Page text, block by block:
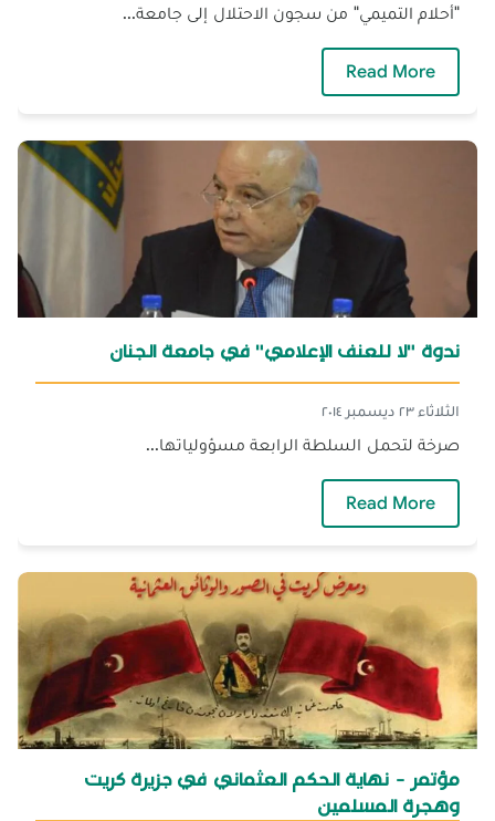
"أحلام التميمي" من سجون الاحتلال إلى جامعة...
Read More
ندوة "لا للعنف الإعلامي" في جامعة الجنان
الثلاثاء ٢٣ ديسمبر ٢٠١٤
صرخة لتحمل السلطة الرابعة مسؤولياتها...
Read More
مؤتمر - نهاية الحكم العثماني في جزيرة كريت
وهجرة المسلمين